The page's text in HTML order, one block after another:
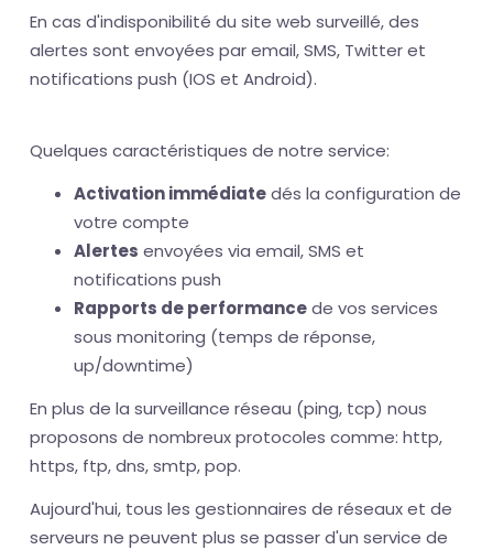
En cas d'indisponibilité du site web surveillé, des
alertes sont envoyées par email, SMS, Twitter et
notifications push (IOS et Android).
Quelques caractéristiques de notre service:
Activation immédiatedés la configuration de
votre compte
Alertes envoyées via email, SMS et
notifications push
Rapports de performancede vos services
sous monitoring (temps de réponse,
up/downtime)
En plus de la surveillance réseau (ping, tcp) nous
proposons de nombreux protocoles comme: http,
https, ftp, dns, smtp, pop.
Aujourd'hui, tous les gestionnaires de réseaux et de
serveurs ne peuvent plus se passer d'un service de